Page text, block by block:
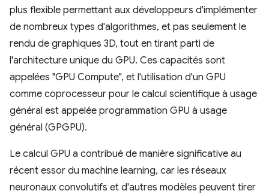
plus flexible permettant aux développeurs d'implémenter
de nombreux types d'algorithmes, et pas seulement le
rendu de graphiques 3D, tout en tirant parti de
l'architecture unique du GPU. Ces capacités sont
appelées "GPU Compute", et l'utilisation d'un GPU
comme coprocesseur pour le calcul scientifique à usage
général est appelée programmation GPU à usage
général (GPGPU).
Le calcul GPU a contribué de manière significative au
récent essor du machine learning, car les réseaux
neuronaux convolutifs et d'autres modèles peuvent tirer